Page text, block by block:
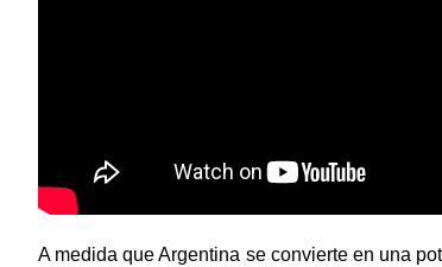
A medida que Argentina se convierte en una